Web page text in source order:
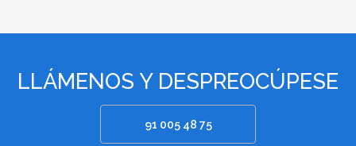
LLÁMENOS Y DESPREOCÚPESE
91 005 48 75